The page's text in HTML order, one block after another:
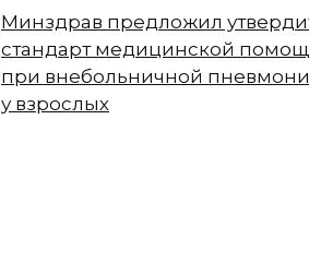
Минздрав предложил
стандарт медицинской
при внебольничной
у взрослых